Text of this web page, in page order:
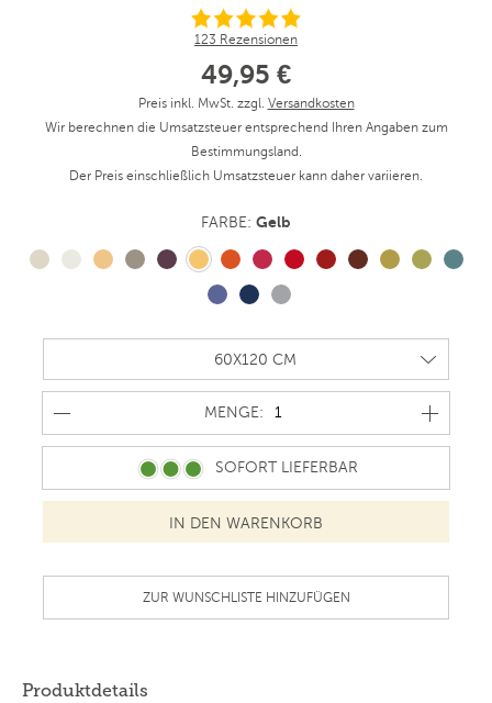
123 Rezensionen
49,95 €
Preis inkl. MwSt. zzgl. Versandkosten
Wir berechnen die Umsatzsteuer entsprechend Ihren Angaben zum
Bestimmungsland.
Der Preis einschließlich Umsatzsteuer kann daher variieren.
FARBE: Gelb
MENGE: MENGE
SOFORT LIEFERBAR
ZUR WUNSCHLISTE HINZUFÜGEN
Produktdetails